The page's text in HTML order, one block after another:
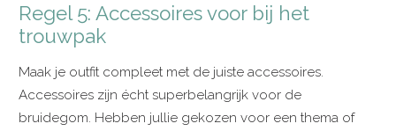
Regel 5: Accessoires voor bij het
trouwpak
Maak je outfit compleet met de juiste accessoires.
Accessoires zijn écht superbelangrijk voor de
bruidegom. Hebben jullie gekozen voor een thema of